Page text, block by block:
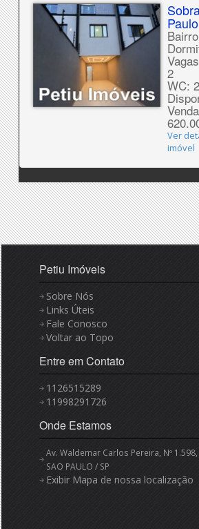
Paulo
2
WC: 2
Venda
Ver
imóvel
Petiu Imóveis
Sobre Nós
Links Úteis
Fale Conosco
Voltar ao Topo
Entre em Contato
1126515289
11998291726
Onde Estamos
Av. Waldemar Carlos Pereira, Nº
SAO PAULO / SP
Exibir Mapa de nossa localização